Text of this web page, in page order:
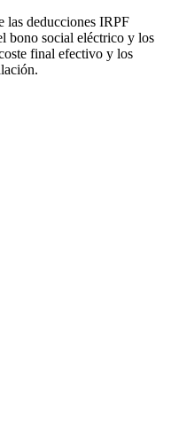
las deducciones IRPF
bono social eléctrico y los
final efectivo y los